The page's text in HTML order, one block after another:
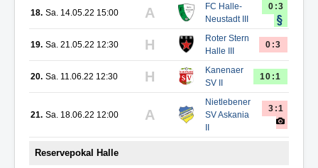
18. Sa. 14.05.22 15:00 A
FC Halle-
Neustadt III
0:3
19. Sa. 21.05.22 12:30 H
Roter Stern
Halle III
0:3
20. Sa. 11.06.22 12:30 H
Kanenaer
SV II
10:1
21. Sa. 18.06.22 12:00 A
Nietlebener
SV Askania
II
3:1
Reservepokal Halle